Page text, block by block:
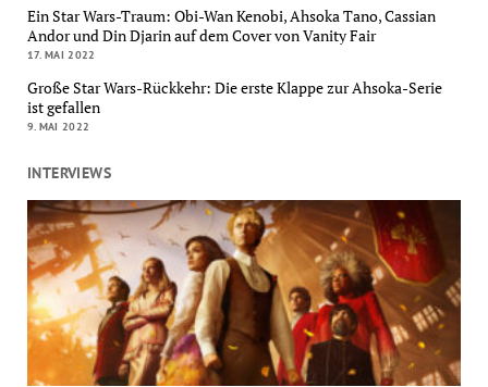
Ein Star Wars-Traum: Obi-Wan Kenobi, Ahsoka Tano, Cassian
Andor und Din Djarin auf dem Cover von Vanity Fair
17. MAI 2022
Große Star Wars-Rückkehr: Die erste Klappe zur Ahsoka-Serie
ist gefallen
9. MAI 2022
INTERVIEWS